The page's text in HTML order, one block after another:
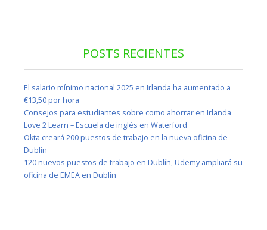
POSTS RECIENTES
El salario mínimo nacional 2025 en Irlanda ha aumentado a
€13,50 por hora
Consejos para estudiantes sobre como ahorrar en Irlanda
Love 2 Learn – Escuela de inglés en Waterford
Okta creará 200 puestos de trabajo en la nueva oficina de
Dublín
120 nuevos puestos de trabajo en Dublín, Udemy ampliará su
oficina de EMEA en Dublín